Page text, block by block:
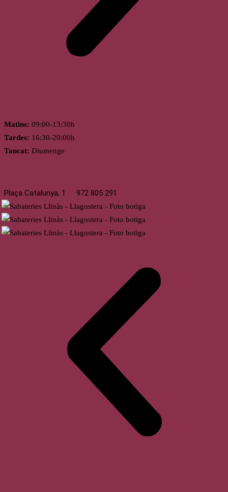
Matins: 09:00-13:30h
Tardes: 16:30-20:00h
Tancat: Diumenge
Plaça Catalunya, 1 972 805 291